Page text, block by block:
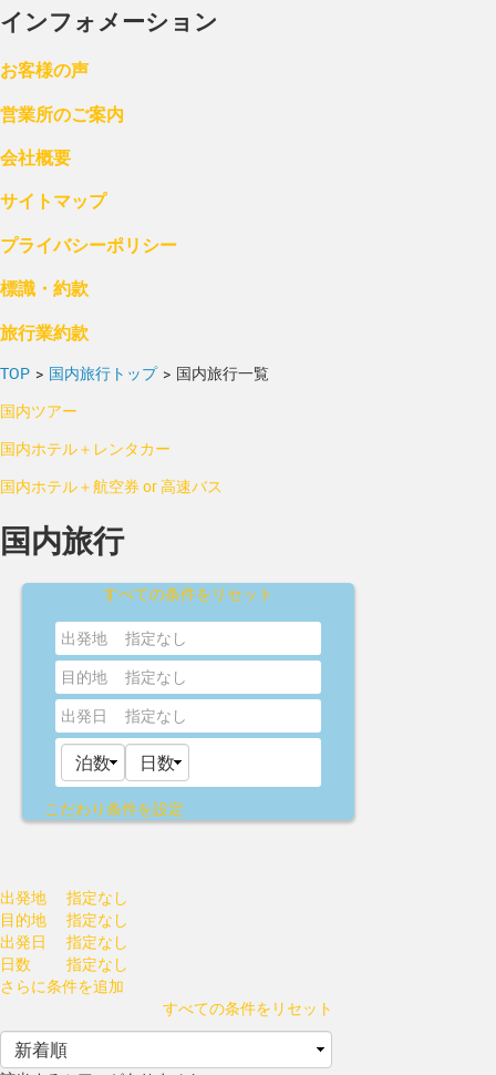
インフォメーション
お客様の声
営業所のご案内
会社概要
サイトマップ
プライバシーポリシー
標識・約款
旅行業約款
TOP > 国内旅行トップ > 国内旅行一覧
国内ツアー
国内ホテル＋レンタカー
国内ホテル＋航空券 or 高速バス
国内旅行
すべての条件をリセット
出発地
指定なし
目的地
指定なし
出発日
指定なし
こだわり条件を設定
出発地
指定なし
目的地
指定なし
出発日
指定なし
日数
指定なし
さらに条件を追加
すべての条件をリセット